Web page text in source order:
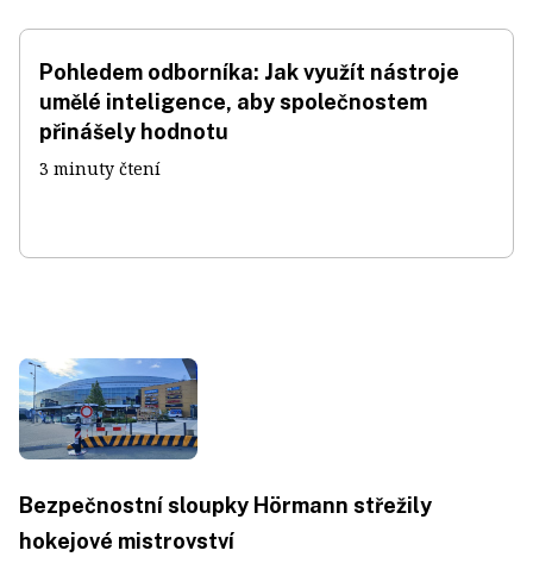
Pohledem odborníka: Jak využít nástroje
umělé inteligence, aby společnostem
přinášely hodnotu
3 minuty čtení
Bezpečnostní sloupky Hörmann střežily
hokejové mistrovství